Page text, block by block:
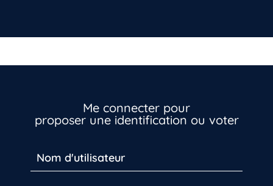
Me connecter pour
proposer une identification ou voter